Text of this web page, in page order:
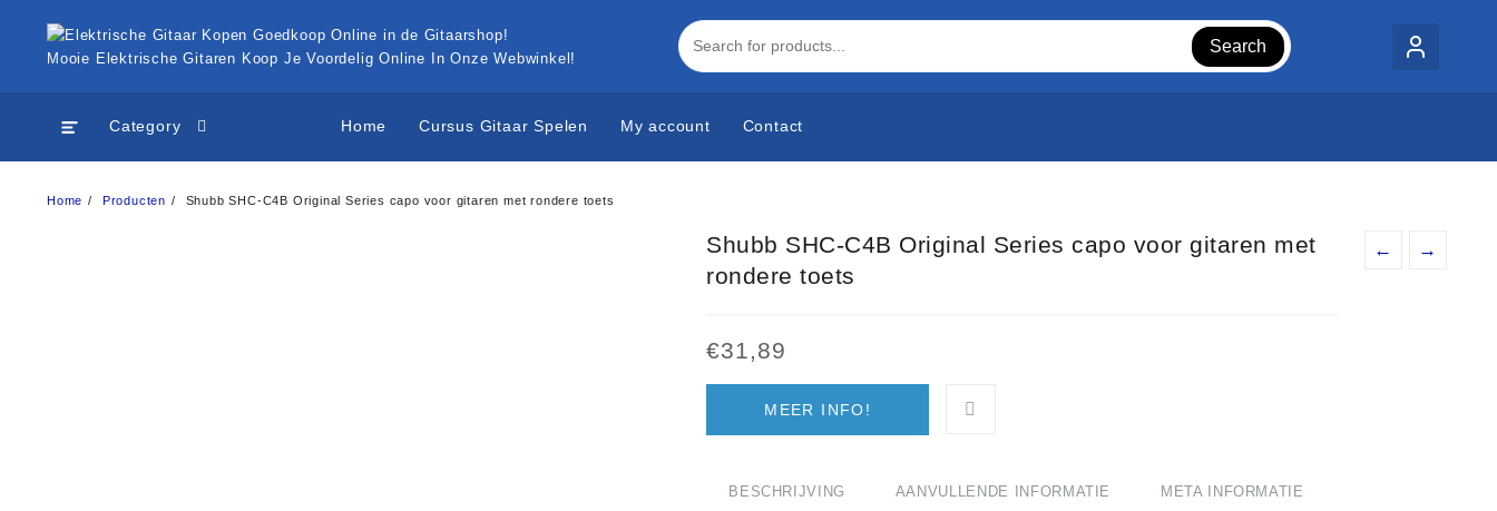
Mooie Elektrische Gitaren Koop Je Voordelig Online In Onze Webwinkel!
Search
Category Home Cursus Gitaar Spelen My account Contact
Home Producten Shubb SHC-C4B Original Series capo voor gitaren met rondere toets
← →
Shubb SHC-C4B Original Series capo voor gitaren met
rondere toets
€31,89
MEER INFO!
BESCHRIJVING AANVULLENDE INFORMATIE META INFORMATIE